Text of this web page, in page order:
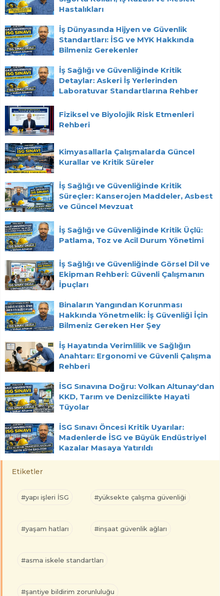
Hastalıkları
İş Dünyasında Hijyen ve Güvenlik
Standartları: İSG ve MYK Hakkında
Bilmeniz Gerekenler
İş Sağlığı ve Güvenliğinde Kritik
Detaylar: Askeri İş Yerlerinden
Laboratuvar Standartlarına Rehber
Fiziksel ve Biyolojik Risk Etmenleri
Rehberi
Kimyasallarla Çalışmalarda Güncel
Kurallar ve Kritik Süreler
İş Sağlığı ve Güvenliğinde Kritik
Süreçler: Kanserojen Maddeler, Asbest
ve Güncel Mevzuat
İş Sağlığı ve Güvenliğinde Kritik Üçlü:
Patlama, Toz ve Acil Durum Yönetimi
İş Sağlığı ve Güvenliğinde Görsel Dil ve
Ekipman Rehberi: Güvenli Çalışmanın
İpuçları
Binaların Yangından Korunması
Hakkında Yönetmelik: İş Güvenliği İçin
Bilmeniz Gereken Her Şey
İş Hayatında Verimlilik ve Sağlığın
Anahtarı: Ergonomi ve Güvenli Çalışma
Rehberi
İSG Sınavına Doğru: Volkan Altunay'dan
KKD, Tarım ve Denizcilikte Hayati
Tüyolar
İSG Sınavı Öncesi Kritik Uyarılar:
Madenlerde İSG ve Büyük Endüstriyel
Kazalar Masaya Yatırıldı
Etiketler
#yapı işleri İSG #yüksekte çalışma güvenliği
#yaşam hatları #inşaat güvenlik ağları
#asma iskele standartları
#şantiye bildirim zorunluluğu